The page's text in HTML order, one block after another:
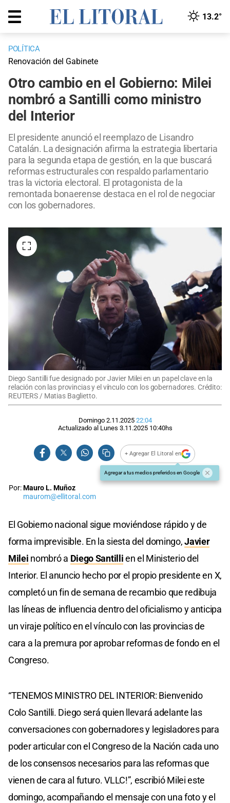
13.2°
POLÍTICA
Renovación del Gabinete
Otro cambio en el Gobierno: Milei
nombró a Santilli como ministro
del Interior
El presidente anunció el reemplazo de Lisandro
Catalán. La designación afirma la estrategia libertaria
para la segunda etapa de gestión, en la que buscará
reformas estructurales con respaldo parlamentario
tras la victoria electoral. El protagonista de la
remontada bonaerense destaca en el rol de negociar
con los gobernadores.
Diego Santilli fue designado por Javier Milei en un papel clave en la
relación con las provincias y el vínculo con los gobernadores. Crédito:
REUTERS / Matias Baglietto.
Domingo 2.11.2025 22:04
Actualizado al Lunes 3.11.2025 10:40hs
+ Agregar El Litoral en
Agregar a tus medios preferidos en Google
Por:Mauro L. Muñoz
maurom@ellitoral.com
El Gobierno nacional sigue moviéndose rápido y de
forma imprevisible. En la siesta del domingo,Javier
Milei nombró a Diego Santillien el Ministerio del
Interior. El anuncio hecho por el propio presidente en X,
completó un fin de semana de recambio que redibuja
las líneas de influencia dentro del oficialismo y anticipa
un viraje político en el vínculo con las provincias de
cara a la premura por aprobar reformas de fondo en el
Congreso.
“TENEMOS MINISTRO DEL INTERIOR: Bienvenido
Colo Santilli. Diego será quien llevará adelante las
conversaciones con gobernadores y legisladores para
poder articular con el Congreso de la Nación cada uno
de los consensos necesarios para las reformas que
vienen de cara al futuro. VLLC!”, escribió Milei este
domingo, acompañando el mensaje con una foto y el